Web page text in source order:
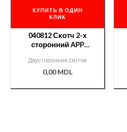
КУПИТЬ В ОДИН
КЛИК
040812 Скотч 2-х
сторонний APP
Двусторонние скотчи
0,00MDL